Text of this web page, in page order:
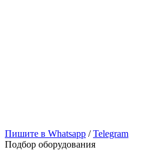
Пишите в Whatsapp /Telegram
Подбор оборудования